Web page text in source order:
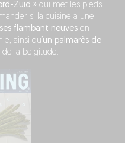
Zuid » qui met les pieds
si la cuisine a une
flambant neuvesen
ainsi qu’ un palmarès de
la belgitude.